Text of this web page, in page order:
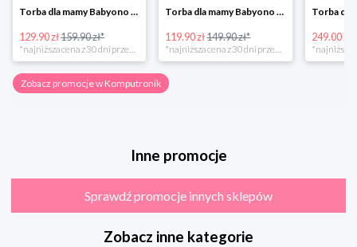
Torba dla mamy Babyono 1505/01 Comfort Icoinic 5/5
129.90 zł159.90 zł*
Torba dla mamy Babyono 1507/01 Comfort Chic w super cenie
119.90 zł149.90 zł* 249.00 zł
Zobacz promocje w Komputronik
Inne promocje
Sprawdź promocje innych sklepów
Zobacz inne kategorie